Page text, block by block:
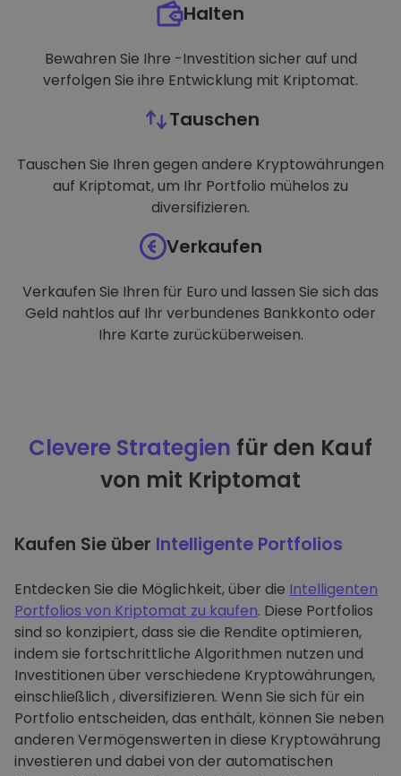
Halten
Bewahren Sie Ihre -Investition sicher auf und
verfolgen Sie ihre Entwicklung mit Kriptomat.
Tauschen
Tauschen Sie Ihren gegen andere Kryptowährungen
auf Kriptomat, um Ihr Portfolio mühelos zu
diversifizieren.
Verkaufen
Verkaufen Sie Ihren für Euro und lassen Sie sich das
Geld nahtlos auf Ihr verbundenes Bankkonto oder
Ihre Karte zurücküberweisen.
Clevere Strategien für den Kauf
von mit Kriptomat
Kaufen Sie über Intelligente Portfolios
Entdecken Sie die Möglichkeit, über die Intelligenten
Portfolios von Kriptomat zu kaufen. Diese Portfolios
sind so konzipiert, dass sie die Rendite optimieren,
indem sie fortschrittliche Algorithmen nutzen und
Investitionen über verschiedene Kryptowährungen,
einschließlich , diversifizieren. Wenn Sie sich für ein
Portfolio entscheiden, das enthält, können Sie neben
anderen Vermögenswerten in diese Kryptowährung
investieren und dabei von der automatischen